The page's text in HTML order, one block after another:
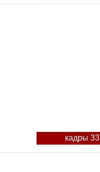
кадры 33